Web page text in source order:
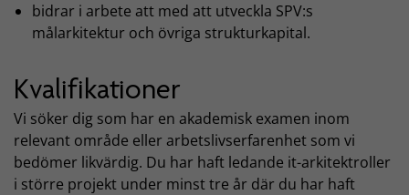
bidrar i arbete att med att utveckla SPV:s
målarkitektur och övriga strukturkapital.
Kvalifikationer
Vi söker dig som har en akademisk examen inom
relevant område eller arbetslivserfarenhet som vi
bedömer likvärdig. Du har haft ledande it-arkitektroller
i större projekt under minst tre år där du har haft